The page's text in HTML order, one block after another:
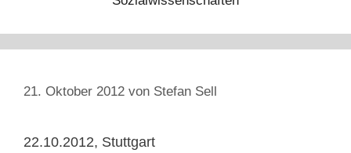
21. Oktober 2012 von Stefan Sell
22.10.2012, Stuttgart